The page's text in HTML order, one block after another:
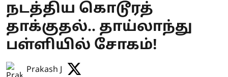
நடத்திய கொடூரத்
தாக்குதல்.. தாய்லாந்து
பள்ளியில் சோகம்!
Prakash J